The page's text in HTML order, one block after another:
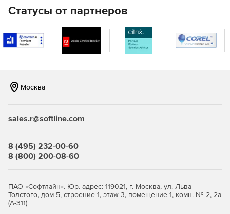
Анализ бизнес-информации.Программа изучает данные,
которые отражают состояние безопасности
корпоративной сети и позволяют решать проблемы, от
которых зависит стабильность и конкурентоспособность
Создание мультисерверных кластеров и поддержание
баланса нагрузки.
Сжатие данных для повышения скорости передачи
файлов.
Статусы от партнеров
Москва
sales.r@softline.com
8 (495) 232-00-60
8 (800) 200-08-60
ПАО «Софтлайн». Юр. адрес: 119021, г. Москва, ул. Льва
Толстого, дом 5, строение 1, этаж 3, помещение 1, комн. № 2, 2а
(А-311)